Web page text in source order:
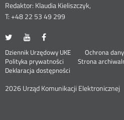
Redaktor: Klaudia Kieliszczyk,
T: +48 22 53 49 299
UKE
portalu
Twitter
Otwórz
nowym
oknie
UKE
portalu
Youtube
Otwórz
nowym
oknie
portalu
Facebook
nowym
oknie
Stopka
menu
Dziennik Urzędowy UKE Otwórz
Ochrona
Polityka prywatności
Otwórz
w
oknie
Strona
Deklaracja dostępności
2026 Urząd Komunikacji Elektronicznej